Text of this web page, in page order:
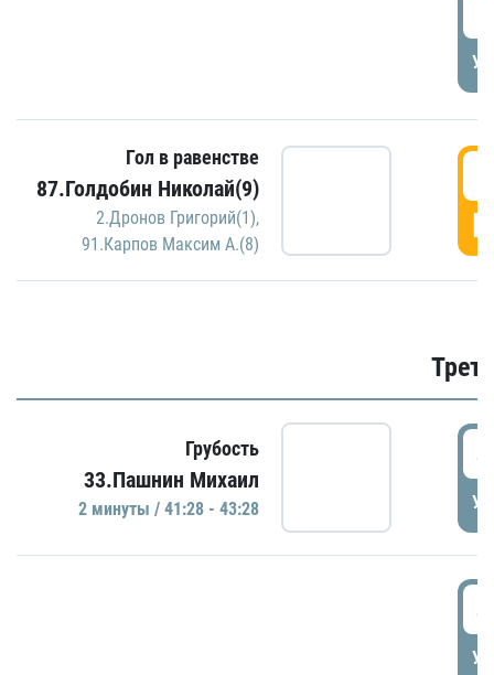
Гол в равенстве
87.Голдобин Николай(9)
2.Дронов Григорий(1),
91.Карпов Максим А.(8)
Грубость
33.Пашнин Михаил
2 минуты / 41:28 - 43:28